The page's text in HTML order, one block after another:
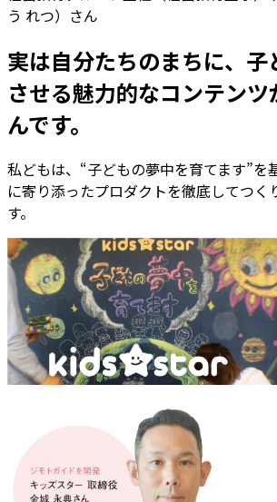
う れつ）さん
実は自分たちのまちに、子
させる魅力的なコンテンツ
んです。
私どもは、“子どもの夢中を育てます”を
に寄り添ったプロダクトを徹底してつく
す。